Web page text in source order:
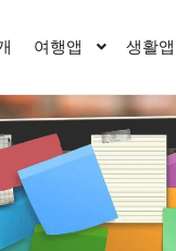
여행앱 생활앱